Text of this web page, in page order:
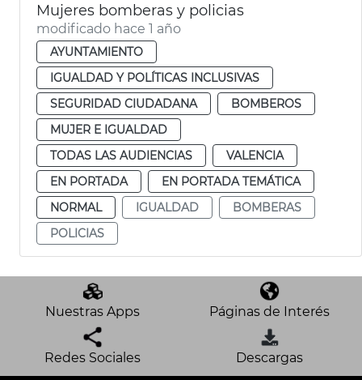
Mujeres bomberas y policias
modificado hace 1 año
AYUNTAMIENTO
IGUALDAD Y POLÍTICAS INCLUSIVAS
SEGURIDAD CIUDADANA
BOMBEROS
MUJER E IGUALDAD
TODAS LAS AUDIENCIAS
VALENCIA
EN PORTADA
EN PORTADA TEMÁTICA
NORMAL
IGUALDAD
BOMBERAS
POLICIAS
Nuestras Apps Páginas de Interés
Redes Sociales Descargas